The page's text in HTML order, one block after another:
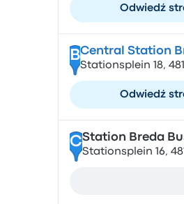
Odwiedź
BCentral Station
Stationsplein 18,
Odwiedź
CStation Breda
Stationsplein 16,